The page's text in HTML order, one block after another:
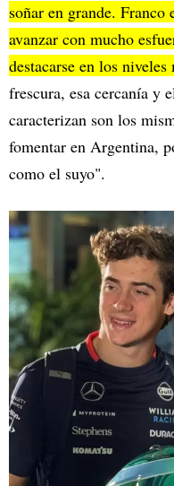
soñar en grande.
avanzar con mucho
destacarse en los
frescura, esa cercanía y
caracterizan son los
fomentar en Argentina,
como el suyo".